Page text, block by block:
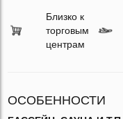
Близко к
торговым
центрам
ОСОБЕННОСТИ